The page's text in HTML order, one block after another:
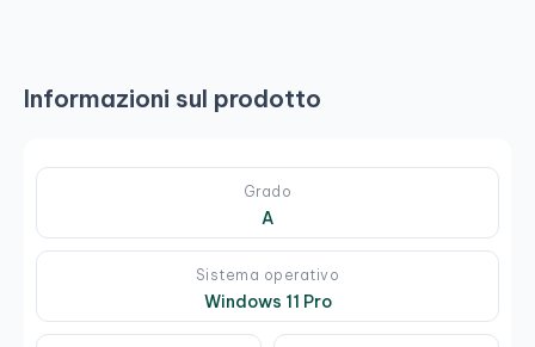
Informazioni sul prodotto
Grado
A
Sistema operativo
Windows 11 Pro